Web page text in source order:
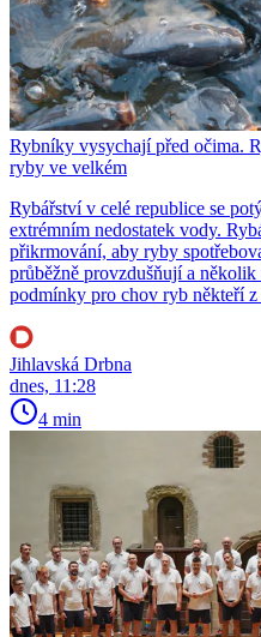
Rybníky vysychají před očima.
ryby ve velkém
Rybářství v celé republice se
extrémním nedostatek vody.
přikrmování, aby ryby
průběžně provzdušňují a
podmínky pro chov ryb někteří z
Jihlavská Drbna
dnes, 11:28
4 min